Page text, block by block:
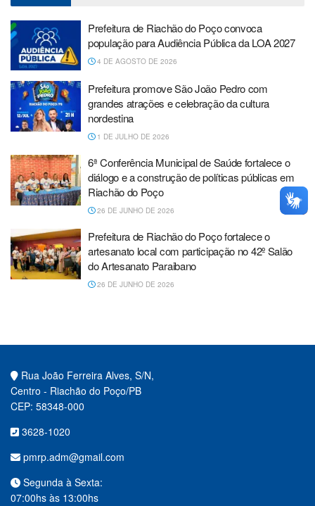
Prefeitura de Riachão do Poço convoca
população para Audiência Pública da LOA 2027
4 DE AGOSTO DE 2026
Prefeitura promove São João Pedro com
grandes atrações e celebração da cultura
nordestina
1 DE JULHO DE 2026
6ª Conferência Municipal de Saúde fortalece o
diálogo e a construção de políticas públicas em
Riachão do Poço
26 DE JUNHO DE 2026
Prefeitura de Riachão do Poço fortalece o
artesanato local com participação no 42º Salão
do Artesanato Paraibano
26 DE JUNHO DE 2026
Rua João Ferreira Alves, S/N,
Centro - Riachão do Poço/PB
CEP: 58348-000
3628-1020
pmrp.adm@gmail.com
Segunda à Sexta:
07:00hs às 13:00hs